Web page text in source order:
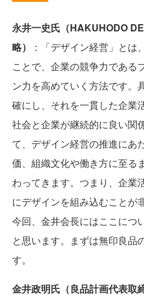
永井一史氏（HAKUHODO
略）
：「デザイン経営」とは
ことで、企業の競争力である
ン力を高めていく方法です。
確にし、それを一貫した企業
社会と企業が継続的に良い関
て、デザイン経営の推進にあ
価、組織文化や働き方に至る
わってきます。つまり、企業
にデザインを組み込むことが
今回、金井会長にはここにつ
と思います。まずは無印良品
す。
金井政明氏（良品計画代表取